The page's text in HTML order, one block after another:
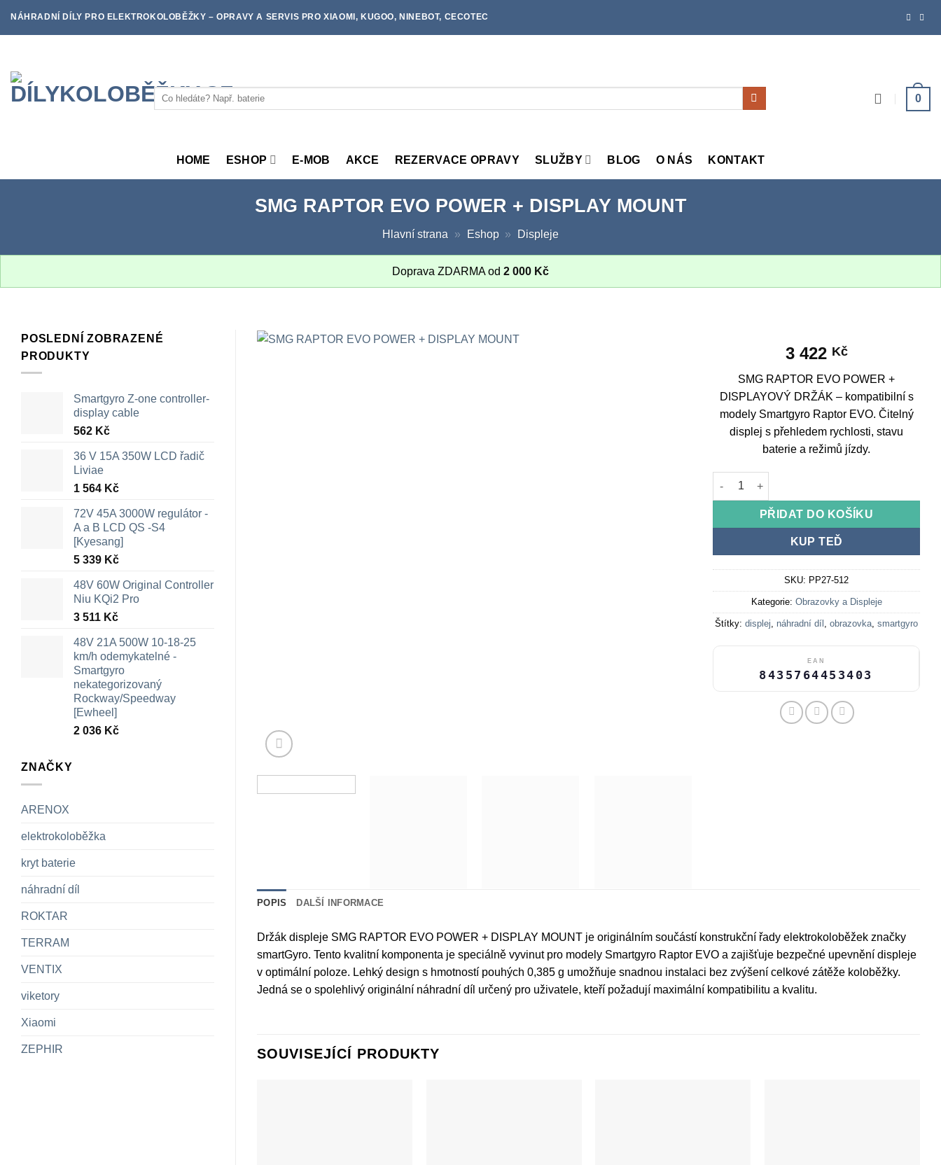
NÁHRADNÍ DÍLY PRO ELEKTROKOLOBĚŽKY – OPRAVY A SERVIS PRO XIAOMI, KUGOO, NINEBOT, CECOTEC
Hledat: 0
HOME ESHOP E-MOB AKCE REZERVACE OPRAVY SLUŽBY BLOG O NÁS KONTAKT
SMG RAPTOR EVO POWER + DISPLAY MOUNT
Hlavní strana » Eshop » Displeje
Doprava ZDARMA od 2 000 Kč
POSLEDNÍ ZOBRAZENÉ
PRODUKTY
Smartgyro Z-one controller-
display cable
562 Kč
36 V 15A 350W LCD řadič
Liviae
1 564 Kč
72V 45A 3000W regulátor -
A a B LCD QS -S4
[Kyesang]
5 339 Kč
48V 60W Original Controller
Niu KQi2 Pro
3 511 Kč
48V 21A 500W 10-18-25
km/h odemykatelné -
Smartgyro
nekategorizovaný
Rockway/Speedway
[Ewheel]
2 036 Kč
ZNAČKY
ARENOX
elektrokoloběžka
kryt baterie
náhradní díl
ROKTAR
TERRAM
VENTIX
viketory
Xiaomi
ZEPHIR
3 422 Kč
SMG RAPTOR EVO POWER +
DISPLAYOVÝ DRŽÁK – kompatibilní s
modely Smartgyro Raptor EVO. Čitelný
displej s přehledem rychlosti, stavu
baterie a režimů jízdy.
SMG RAPTOR EVO POWER + DISPLAY MOUNT
PŘIDAT DO KOŠÍKU
KUP TEĎ
SKU: PP27-512
Kategorie: Obrazovky a Displeje
Štítky:displej, náhradní díl ,obrazovka,smartgyro
EAN
8435764453403
POPIS DALŠÍ INFORMACE
Držák displeje SMG RAPTOR EVO POWER + DISPLAY MOUNT je originálním součástí konstrukční řady elektrokoloběžek značky
smartGyro. Tento kvalitní komponenta je speciálně vyvinut pro modely Smartgyro Raptor EVO a zajišťuje bezpečné upevnění displeje
v optimální poloze. Lehký design s hmotností pouhých 0,385 g umožňuje snadnou instalaci bez zvýšení celkové zátěže koloběžky.
Jedná se o spolehlivý originální náhradní díl určený pro uživatele, kteří požadují maximální kompatibilitu a kvalitu.
SOUVISEJÍCÍ PRODUKTY